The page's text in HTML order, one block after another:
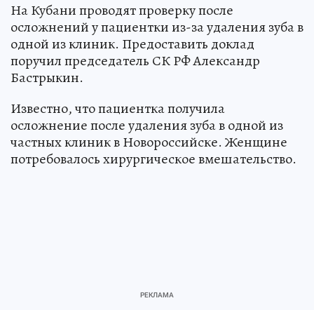
На Кубани проводят проверку после
осложнений у пациентки из-за удаления зуба в
одной из клиник. Предоставить доклад
поручил председатель СК РФ Александр
Бастрыкин.
Известно, что пациентка получила
осложнение после удаления зуба в одной из
частных клиник в Новороссийске. Женщине
потребовалось хирургическое вмешательство.